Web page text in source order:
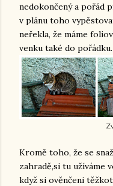
nedokončený a pořád
v plánu toho
neřekla, že máme
venku také do
Kromě toho, že se
zahradě,si tu užíváme
když si ověnčeni